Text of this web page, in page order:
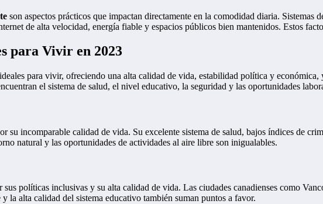
son aspectos prácticos que impactan directamente en la comodidad diaria.
de alta velocidad, energía fiable y espacios públicos bien mantenidos. Estos
para Vivir en 2023
para vivir, ofreciendo una alta calidad de vida, estabilidad política y
el sistema de salud, el nivel educativo, la seguridad y las oportunidades
su incomparable calidad de vida. Su excelente sistema de salud, bajos índices de
natural y las oportunidades de actividades al aire libre son inigualables.
sus políticas inclusivas y su alta calidad de vida. Las ciudades canadienses como
la alta calidad del sistema educativo también suman puntos a favor.